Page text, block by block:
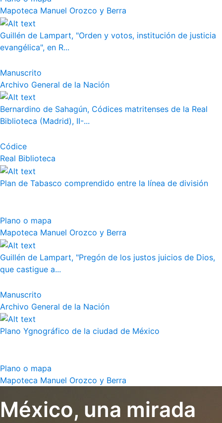
Mapoteca Manuel Orozco y Berra
Guillén de Lampart, "Orden y votos, institución de justicia
evangélica", en R...
Manuscrito
Archivo General de la Nación
Bernardino de Sahagún, Códices matritenses de la Real
Biblioteca (Madrid), II-...
Códice
Real Biblioteca
Plan de Tabasco comprendido entre la línea de división
Plano o mapa
Mapoteca Manuel Orozco y Berra
Guillén de Lampart, "Pregón de los justos juicios de Dios,
que castigue a...
Manuscrito
Archivo General de la Nación
Plano Ygnográfico de la ciudad de México
Plano o mapa
Mapoteca Manuel Orozco y Berra
México, una mirada